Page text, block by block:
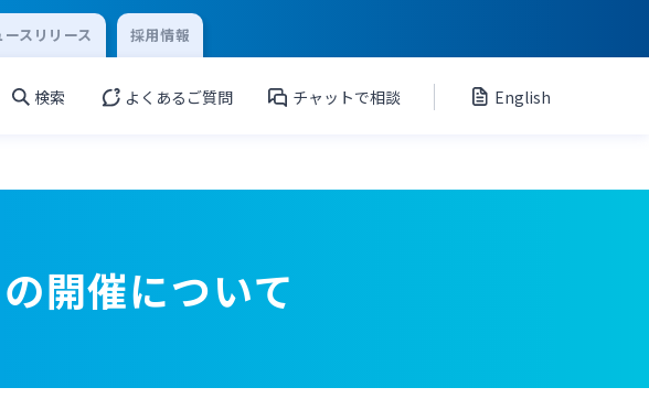
ースリリース 採用情報
検索 よくあるご質問 チャットで相談 English
開催について